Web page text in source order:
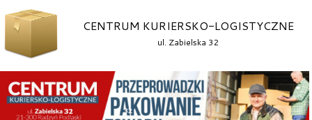
CENTRUM KURIERSKO-LOGISTYCZNE
ul. Zabielska 32